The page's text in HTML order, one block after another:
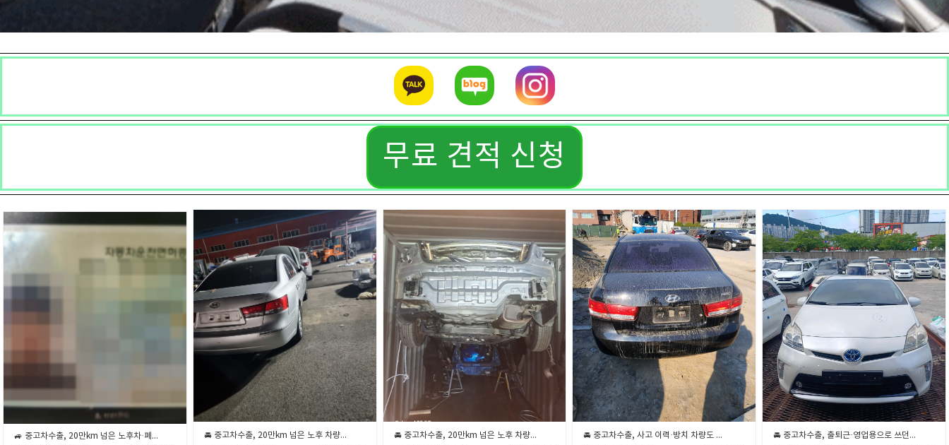
무료 견적 신청
🚙 중고차수출, 20만km 넘은 노후차·폐차 직전 차량 제값 받고 파는 확실한 노하우 💡 (중고차수출 초이무역)
🚘 중고차수출, 20만km 넘은 노후 차량 폐차장 보내기 전 꼭 확인해야 할 3가지 💡 (중고차수출 초이무역)
🚘 중고차수출, 20만km 넘은 노후 차량 폐차장 보내기 전 꼭 알아야 할 3가지 💡 (중고차수출 초이무역)
🚘 중고차수출, 사고 이력·방치 차량도 폐차보다 돈 되는 이유 💡 (중고차수출 초이무역)
🚘 중고차수출, 출퇴근·영업용으로 쓰던 노후 차량 폐차 전 필수 체크 💡 (중고차수출 초이무역)